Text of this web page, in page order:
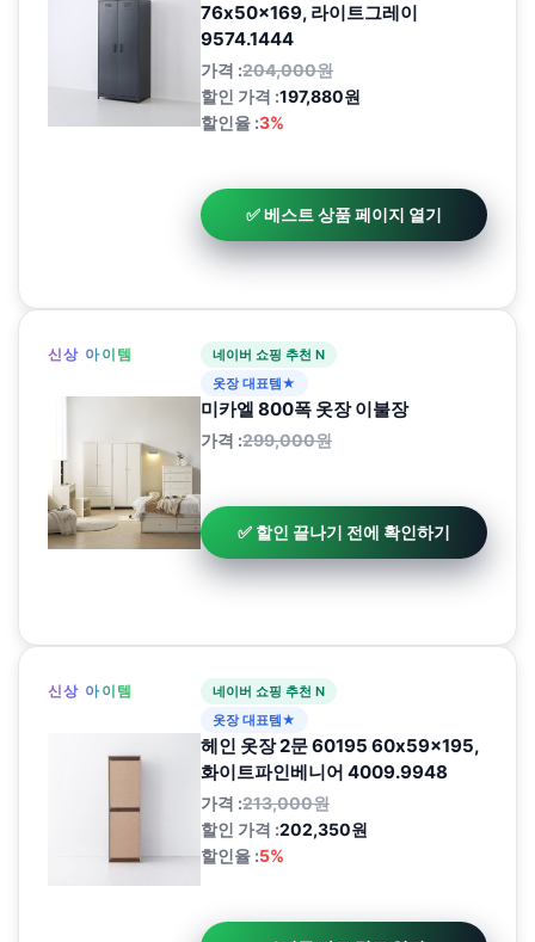
76x50x169, 라이트그레이
9574.1444
가격 :204,000원
할인 가격 :197,880원
할인율 :3%
✅ 베스트 상품 페이지 열기
신상 아이템
네이버 쇼핑 추천 N
옷장 대표템★
미카엘 800폭 옷장 이불장
가격 :299,000원
✅ 할인 끝나기 전에 확인하기
신상 아이템
네이버 쇼핑 추천 N
옷장 대표템★
헤인 옷장 2문 60195 60x59x195,
화이트파인베니어 4009.9948
가격 :213,000원
할인 가격 :202,350원
할인율 :5%